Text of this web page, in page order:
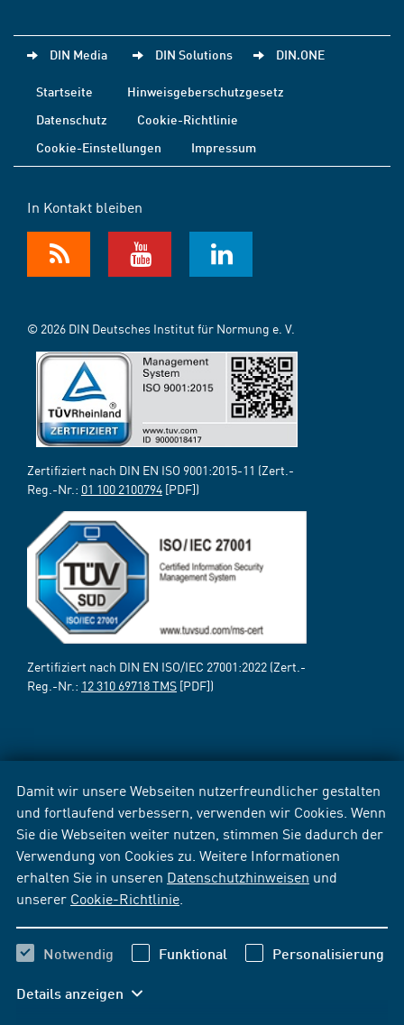
Damit wir unsere Webseiten nutzerfreundlicher gestalten
und fortlaufend verbessern, verwenden wir Cookies. Wenn
Sie die Webseiten weiter nutzen, stimmen Sie dadurch der
Verwendung von Cookies zu. Weitere Informationen
erhalten Sie in unseren Datenschutzhinweisen und
unserer Cookie-Richtlinie
Notwendig Funktional Personalisierung
Details anzeigen
DIN Media DIN Solutions DIN.ONE
Startseite
Hinweisgeberschutzgesetz
Datenschutz
Cookie-Richtlinie
Cookie-Einstellungen
Impressum
In Kontakt bleiben
© 2026 DIN Deutsches Institut für Normung e. V.
Zertifiziert nach DIN EN ISO 9001:2015-11 (Zert.-
Reg.-Nr.: 01 100 2100794 [PDF])
Zertifiziert nach DIN EN ISO/IEC 27001:2022 (Zert.-
Reg.-Nr.: 12 310 69718 TMS [PDF])